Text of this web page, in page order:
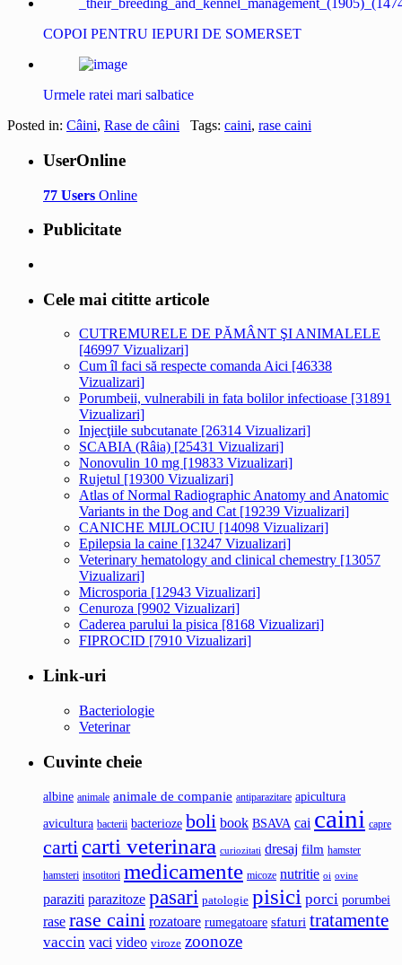
COPOI PENTRU IEPURI DE SOMERSET
Urmele ratei mari salbatice
Posted in: Câini, Rase de câini Tags: caini, rase caini
UserOnline
77 Users Online
Publicitate
Cele mai cititte articole
CUTREMURELE DE PĂMÂNT ŞI ANIMALELE
[46997 Vizualizari]
Cum îl faci să respecte comanda Aici [46338
Vizualizari]
Porumbeii, vulnerabili in fata bolilor infectioase [31891
Vizualizari]
Injecţiile subcutanate [26314 Vizualizari]
SCABIA (Râia) [25431 Vizualizari]
Nonovulin 10 mg [19833 Vizualizari]
Rujetul [19300 Vizualizari]
Atlas of Normal Radiographic Anatomy and Anatomic
Variants in the Dog and Cat [19239 Vizualizari]
CANICHE MIJLOCIU [14098 Vizualizari]
Epilepsia la caine [13247 Vizualizari]
Veterinary hematology and clinical chemestry [13057
Vizualizari]
Microsporia [12943 Vizualizari]
Cenuroza [9902 Vizualizari]
Caderea parului la pisica [8168 Vizualizari]
FIPROCID [7910 Vizualizari]
Link-uri
Bacteriologie
Veterinar
Cuvinte cheie
albine animale animale de companie antiparazitare apicultura
avicultura bacterii bacterioze boli book BSAVA cai caini capre
carti carti veterinara curiozitati dresaj film hamster
hamsteri insotitori medicamente micoze nutritie oi ovine
paraziti parazitoze pasari patologie pisici porci porumbei
rase rase caini rozatoare rumegatoare sfaturi tratamente
vaccin vaci video viroze zoonoze